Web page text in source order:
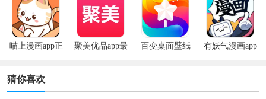
喵上漫画app正
聚美优品app最
百变桌面壁纸
有妖气漫画app
猜你喜欢